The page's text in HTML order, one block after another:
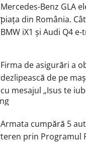
Mercedes-Benz GLA
piața din România.
BMW iX1 și Audi Q4
Firma de asigurări a
dezlipească de pe
cu mesajul „Isus te
Armata cumpără 5
teren prin Programul